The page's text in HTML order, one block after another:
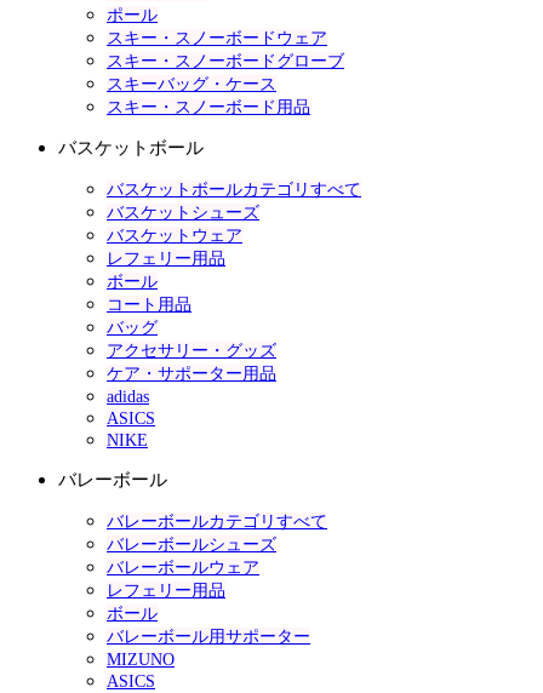
ポール
スキー・スノーボードウェア
スキー・スノーボードグローブ
スキーバッグ・ケース
スキー・スノーボード用品
バスケットボール
バスケットボールカテゴリすべて
バスケットシューズ
バスケットウェア
レフェリー用品
ボール
コート用品
バッグ
アクセサリー・グッズ
ケア・サポーター用品
adidas
ASICS
NIKE
バレーボール
バレーボールカテゴリすべて
バレーボールシューズ
バレーボールウェア
レフェリー用品
ボール
バレーボール用サポーター
MIZUNO
ASICS